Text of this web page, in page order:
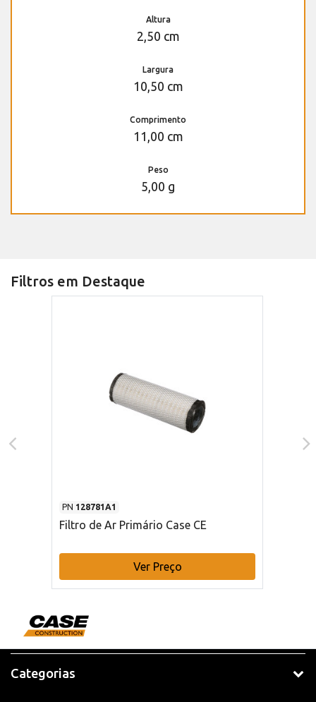
Altura
2,50 cm
Largura
10,50 cm
Comprimento
11,00 cm
Peso
5,00 g
Filtros em Destaque
PN 128781A1
Filtro de Ar Primário Case CE
Ver Preço
Categorias